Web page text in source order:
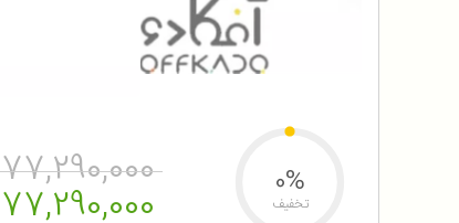
77,290,000
77,290,000 0%
تخفیف